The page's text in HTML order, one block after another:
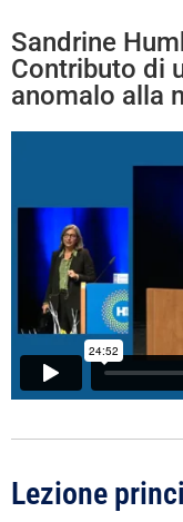
Sandrine
Contributo di
anomalo alla
Lezione